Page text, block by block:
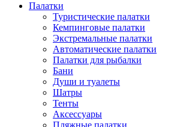
Палатки
Туристические палатки
Кемпинговые палатки
Экстремальные палатки
Автоматические палатки
Палатки для рыбалки
Бани
Души и туалеты
Шатры
Тенты
Аксессуары
Пляжные палатки